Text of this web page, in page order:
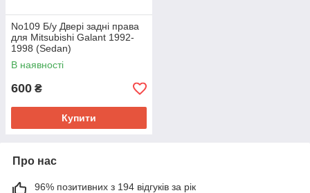
No109 Б/у Двері задні права
для Mitsubishi Galant 1992-
1998 (Sedan)
В наявності
600 ₴
Купити
Про нас
96% позитивних з 194 відгуків за рік